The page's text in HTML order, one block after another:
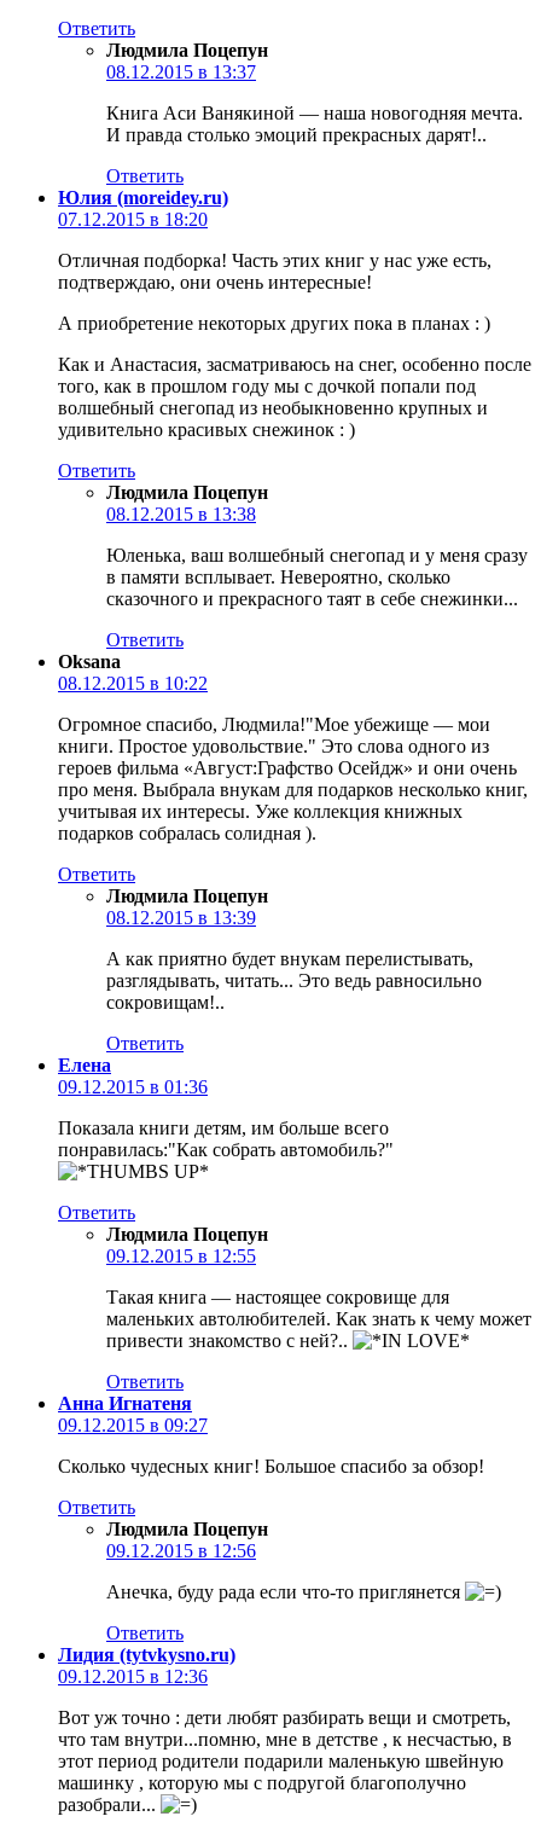
Ответить
Людмила Поцепун
08.12.2015 в 13:37
Книга Аси Ванякиной — наша новогодняя мечта.
И правда столько эмоций прекрасных дарят!..
Ответить
Юлия (moreidey.ru)
07.12.2015 в 18:20
Отличная подборка! Часть этих книг у нас уже есть,
подтверждаю, они очень интересные!
А приобретение некоторых других пока в планах : )
Как и Анастасия, засматриваюсь на снег, особенно после
того, как в прошлом году мы с дочкой попали под
волшебный снегопад из необыкновенно крупных и
удивительно красивых снежинок : )
Ответить
Людмила Поцепун
08.12.2015 в 13:38
Юленька, ваш волшебный снегопад и у меня сразу
в памяти всплывает. Невероятно, сколько
сказочного и прекрасного таят в себе снежинки...
Ответить
Oksana
08.12.2015 в 10:22
Огромное спасибо, Людмила!"Мое убежище — мои
книги. Простое удовольствие." Это слова одного из
героев фильма «Август:Графство Осейдж» и они очень
про меня. Выбрала внукам для подарков несколько книг,
учитывая их интересы. Уже коллекция книжных
подарков собралась солидная ).
Ответить
Людмила Поцепун
08.12.2015 в 13:39
А как приятно будет внукам перелистывать,
разглядывать, читать... Это ведь равносильно
сокровищам!..
Ответить
Елена
09.12.2015 в 01:36
Показала книги детям, им больше всего
понравилась:"Как собрать автомобиль?"
Ответить
Людмила Поцепун
09.12.2015 в 12:55
Такая книга — настоящее сокровище для
маленьких автолюбителей. Как знать к чему может
привести знакомство с ней?..
Ответить
Анна Игнатеня
09.12.2015 в 09:27
Сколько чудесных книг! Большое спасибо за обзор!
Ответить
Людмила Поцепун
09.12.2015 в 12:56
Анечка, буду рада если что-то приглянется
Ответить
Лидия (tytvkysno.ru)
09.12.2015 в 12:36
Вот уж точно : дети любят разбирать вещи и смотреть,
что там внутри...помню, мне в детстве , к несчастью, в
этот период родители подарили маленькую швейную
машинку , которую мы с подругой благополучно
разобрали...